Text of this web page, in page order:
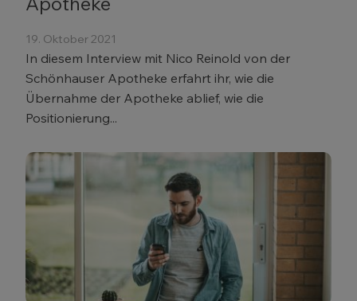
19. Oktober 2021
In diesem Interview mit Nico Reinold von der
Schönhauser Apotheke erfahrt ihr, wie die
Übernahme der Apotheke ablief, wie die
Positionierung...